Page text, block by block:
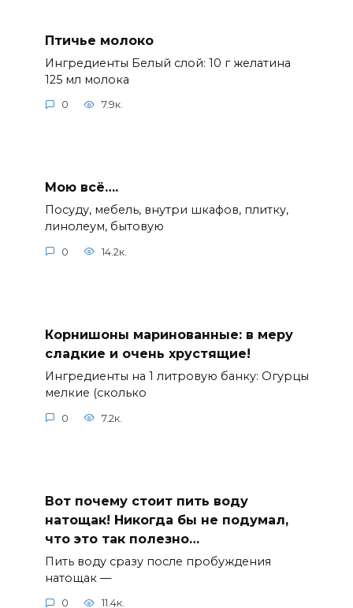
Птичье молоко
Ингредиенты Белый слой: 10 г желатина
125 мл молока
0 7.9к.
Мою всё….
Посуду, мебель, внутри шкафов, плитку,
линолеум, бытовую
0 14.2к.
Корнишоны маринованные: в меру
сладкие и очень хрустящие!
Ингредиенты на 1 литровую банку: Огурцы
мелкие (сколько
0 7.2к.
Вот почему стоит пить воду
натощак! Никогда бы не подумал,
что это так полезно…
Пить воду сразу после пробуждения
натощак —
0 11.4к.